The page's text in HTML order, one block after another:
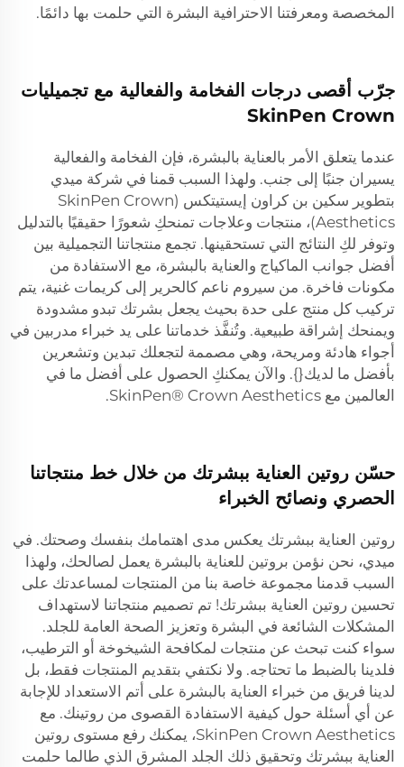
المخصصة ومعرفتنا الاحترافية البشرة التي حلمت بها دائمًا.
جرّب أقصى درجات الفخامة والفعالية مع تجميليات
SkinPen Crown
عندما يتعلق الأمر بالعناية بالبشرة، فإن الفخامة والفعالية
يسيران جنبًا إلى جنب. ولهذا السبب قمنا في شركة ميدي
بتطوير سكين بن كراون إيستيتكس (SkinPen Crown
Aesthetics)، منتجات وعلاجات تمنحكِ شعورًا حقيقيًا بالتدليل
وتوفر لكِ النتائج التي تستحقينها. تجمع منتجاتنا التجميلية بين
أفضل جوانب الماكياج والعناية بالبشرة، مع الاستفادة من
مكونات فاخرة. من سيروم ناعم كالحرير إلى كريمات غنية، يتم
تركيب كل منتج على حدة بحيث يجعل بشرتك تبدو مشدودة
ويمنحك إشراقة طبيعية. وتُنفَّذ خدماتنا على يد خبراء مدربين في
أجواء هادئة ومريحة، وهي مصممة لتجعلك تبدين وتشعرين
بأفضل ما لديك{}. والآن يمكنكِ الحصول على أفضل ما في
العالمين مع SkinPen® Crown Aesthetics.
حسّن روتين العناية ببشرتك من خلال خط منتجاتنا
الحصري ونصائح الخبراء
روتين العناية ببشرتك يعكس مدى اهتمامك بنفسك وصحتك. في
ميدي، نحن نؤمن بروتين للعناية بالبشرة يعمل لصالحك، ولهذا
السبب قدمنا مجموعة خاصة بنا من المنتجات لمساعدتك على
تحسين روتين العناية ببشرتك! تم تصميم منتجاتنا لاستهداف
المشكلات الشائعة في البشرة وتعزيز الصحة العامة للجلد.
سواء كنت تبحث عن منتجات لمكافحة الشيخوخة أو الترطيب،
فلدينا بالضبط ما تحتاجه. ولا نكتفي بتقديم المنتجات فقط، بل
لدينا فريق من خبراء العناية بالبشرة على أتم الاستعداد للإجابة
عن أي أسئلة حول كيفية الاستفادة القصوى من روتينك. مع
SkinPen Crown Aesthetics، يمكنك رفع مستوى روتين
العناية ببشرتك وتحقيق ذلك الجلد المشرق الذي طالما حلمت